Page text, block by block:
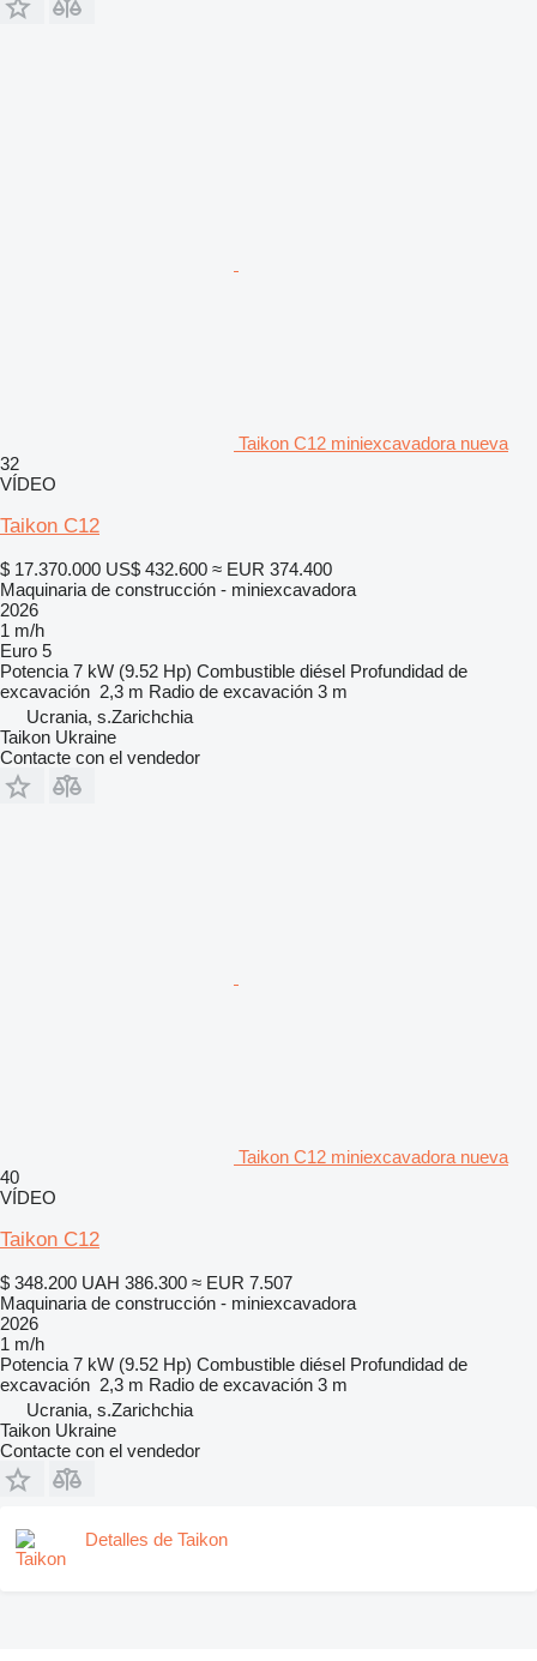
Taikon C12 miniexcavadora nueva
32
VÍDEO
Taikon C12
$ 17.370.000 US$ 432.600 ≈ EUR 374.400
Maquinaria de construcción - miniexcavadora
2026
1 m/h
Euro 5
Potencia 7 kW (9.52 Hp) Combustible diésel Profundidad de
excavación 2,3 m Radio de excavación 3 m
Ucrania, s.Zarichchia
Taikon Ukraine
Contacte con el vendedor
Taikon C12 miniexcavadora nueva
40
VÍDEO
Taikon C12
$ 348.200 UAH 386.300 ≈ EUR 7.507
Maquinaria de construcción - miniexcavadora
2026
1 m/h
Potencia 7 kW (9.52 Hp) Combustible diésel Profundidad de
excavación 2,3 m Radio de excavación 3 m
Ucrania, s.Zarichchia
Taikon Ukraine
Contacte con el vendedor
Detalles de Taikon